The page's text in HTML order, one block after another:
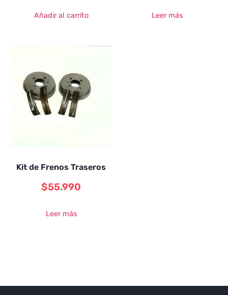
Añadir al carrito Leer más
Kit de Frenos Traseros
$55.990
Leer más